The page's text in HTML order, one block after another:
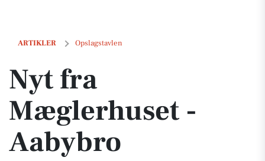
ARTIKLER Opslagstavlen
Nyt fra Mæglerhuset - Aabybro
Nyt fra
Mæglerhuset -
Aabybro